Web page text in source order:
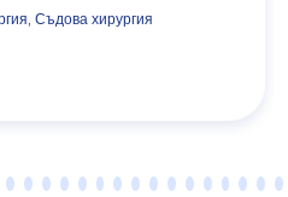
Съдова хирургия